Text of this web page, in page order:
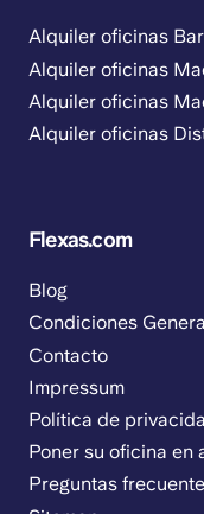
Alquiler oficinas
Alquiler oficinas
Alquiler oficinas
Alquiler oficinas
Flexas.com
Blog
Condiciones
Contacto
Impressum
Política de
Poner su oficina en
Preguntas